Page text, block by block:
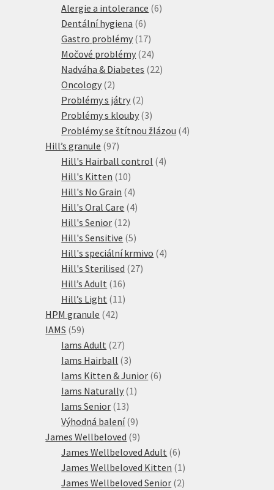
produktů
Alergie a intolerance 66
Dentální hygiena 66
produktů
Gastro problémy 1717
produktů
Močové problémy 2424
produktů
Nadváha & Diabetes 2222
Oncology 22
produkty
Problémy s játry 22
produkty
Problémy s klouby 33
produkty
Problémy se štítnou žlázou 44
Hill’s granule 9797
produktů
Hill's Hairball control 44
Hill's Kitten 1010
produktů
Hill's No Grain 44
produkty
Hill's Oral Care 44
Hill's Senior 1212
produktů
Hill's Sensitive 55
produktů
Hill's speciální krmivo 44
Hill's Sterilised 2727
Hill’s Adult 1616
produktů
Hill’s Light 11 11
HPM granule 4242
IAMS 5959
produktů
Iams Adult 2727
produktů
Iams Hairball 33
produkty
Iams Kitten & Junior 66
Iams Naturally 1 1
Iams Senior 1313
produktů
Výhodná balení 99
produktů
James Wellbeloved 99
produktů
James Wellbeloved Adult 66
produktů
James Wellbeloved Kitten 1 1
produkt
James Wellbeloved Senior 22